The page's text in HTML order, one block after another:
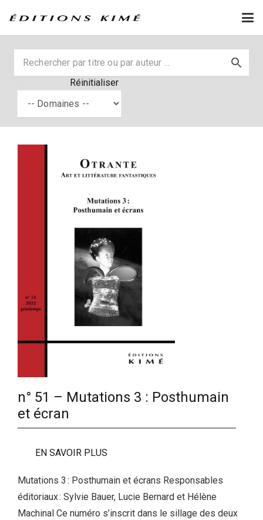
Réinitialiser
n° 51 – Mutations 3 : Posthumain
et écran
EN SAVOIR PLUS
Mutations 3 : Posthumain et écrans Responsables
éditoriaux : Sylvie Bauer, Lucie Bernard et Hélène
Machinal Ce numéro s’inscrit dans le sillage des deux